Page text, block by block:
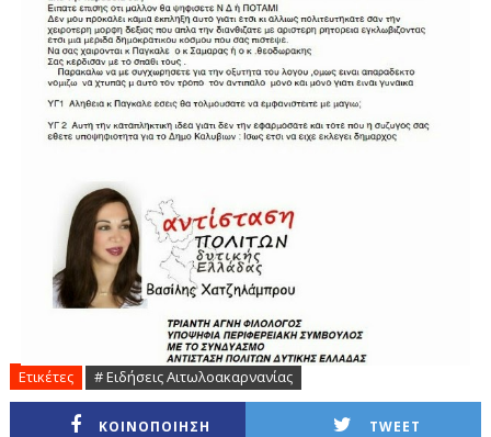
Ετικέτες # Ειδήσεις Αιτωλοακαρνανίας
ΚΟΙΝΟΠΟΙΗΣΗ TWEET